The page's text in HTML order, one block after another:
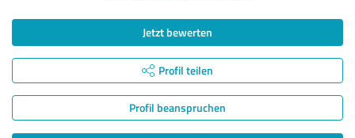
Jetzt bewerten
Profil teilen
Profil beanspruchen